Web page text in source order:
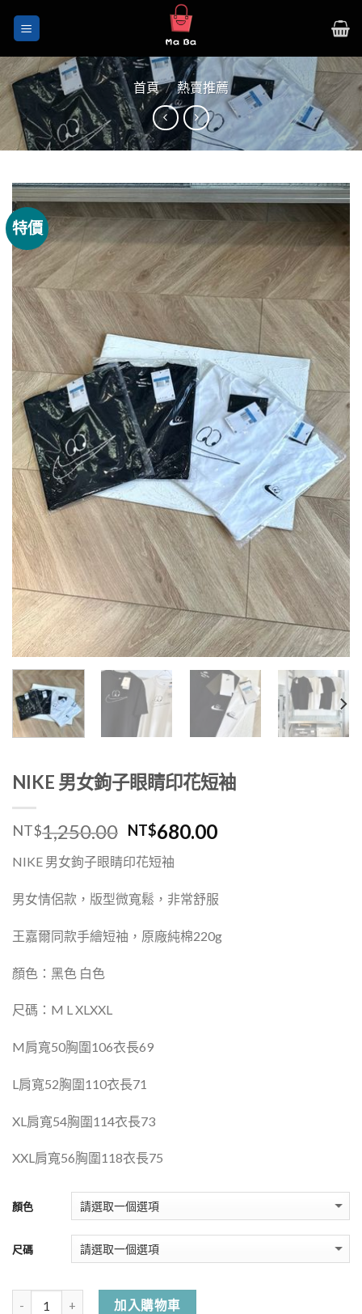
首頁 / 熱賣推薦
特價
NIKE 男女鉤子眼睛印花短袖
NT$1,250.00 NT$680.00
NIKE 男女鉤子眼睛印花短袖
男女情侶款，版型微寬鬆，非常舒服
王嘉爾同款手繪短袖，原廠純棉220g
顏色：黑色 白色
尺碼：M L XLXXL
M肩寬50胸圍106衣長69
L肩寬52胸圍110衣長71
XL 肩寬54胸圍114衣長73
XXL肩寬56胸圍118衣長75
顏色
尺碼
加入購物車